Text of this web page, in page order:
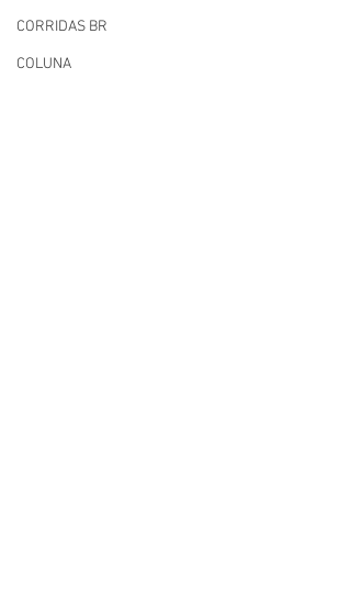
CORRIDAS BR
COLUNA